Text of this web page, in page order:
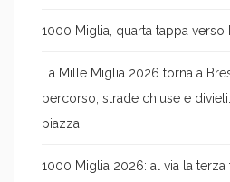
1000 Miglia, quarta tappa verso
La Mille Miglia 2026 torna a
percorso, strade chiuse e
piazza
1000 Miglia 2026: al via la